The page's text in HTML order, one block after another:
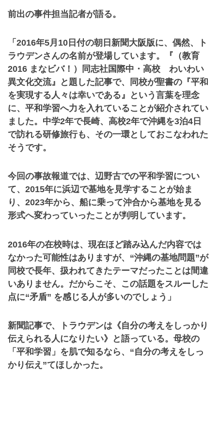
前出の事件担当記者が語る。
「2016年5月10日付の朝日新聞大阪版に、偶然、ト
ラウデンさんの名前が登場しています。『（教育
2016 まなビバ！）同志社国際中・高校 わいわい
異文化交流』と題した記事で、同校が聖書の『平和
を実現する人々は幸いである』という言葉を理念
に、平和学習へ力を入れていることが紹介されてい
ました。中学2年で長崎、高校2年で沖縄を3泊4日
で訪れる研修旅行も、その一環としておこなわれた
そうです。
今回の事故報道では、辺野古での平和学習につい
て、2015年に浜辺で基地を見学することが始ま
り、2023年から、船に乗って沖合から基地を見る
形式へ変わっていったことが判明しています。
2016年の在校時は、現在ほど踏み込んだ内容では
なかった可能性はありますが、“沖縄の基地問題”が
同校で長年、扱われてきたテーマだったことは間違
いありません。だからこそ、この話題をスルーした
点に“矛盾” を感じる人が多いのでしょう」
新聞記事で、トラウデンは《自分の考えをしっかり
伝えられる人になりたい》と語っている。母校の
「平和学習」を肌で知るなら、“自分の考えをしっ
かり伝え”てほしかった。